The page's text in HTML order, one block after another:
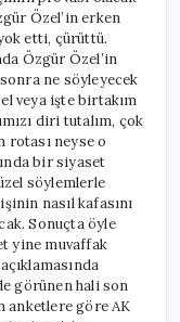
Özel’in erken
etti, çürüttü.
Özgür Özel’in
ne söyleyecek
veya işte birtakım
diri tutalım, çok
rotası neyse o
bir siyaset
söylemlerle
nasıl kafasını
Sonuçta öyle
yine muvaffak
görünen hali son
anketlere göre AK